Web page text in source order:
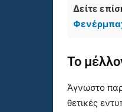
Δείτε
Το
Άγνωστο
θετικές